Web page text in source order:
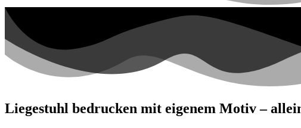
Liegestuhl bedrucken mit eigenem Motiv –